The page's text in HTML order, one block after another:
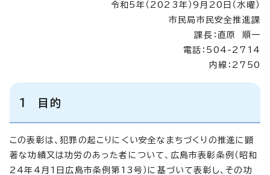
令和5年（2023年）9月20日（水曜）
市民局市民安全推進課
課長：直原 順一
電話：504-2714
内線：2750
1 目的
この表彰は、犯罪の起こりにくい安全なまちづくりの推進に顕
著な功績又は功労のあった者について、広島市表彰条例（昭和
24年4月1日広島市条例第13号）に基づいて表彰し、その功